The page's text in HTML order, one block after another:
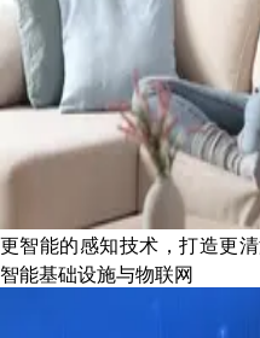
更智能的感知技术，打造更
智能基础设施与物联网